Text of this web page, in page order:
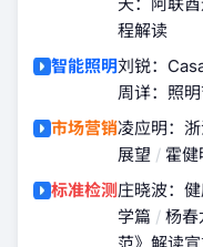
程解读
智能照明刘锐：
周详：照
市场营销凌应明：
展望 / 霍
标准检测庄晓波：
学篇 / 杨春